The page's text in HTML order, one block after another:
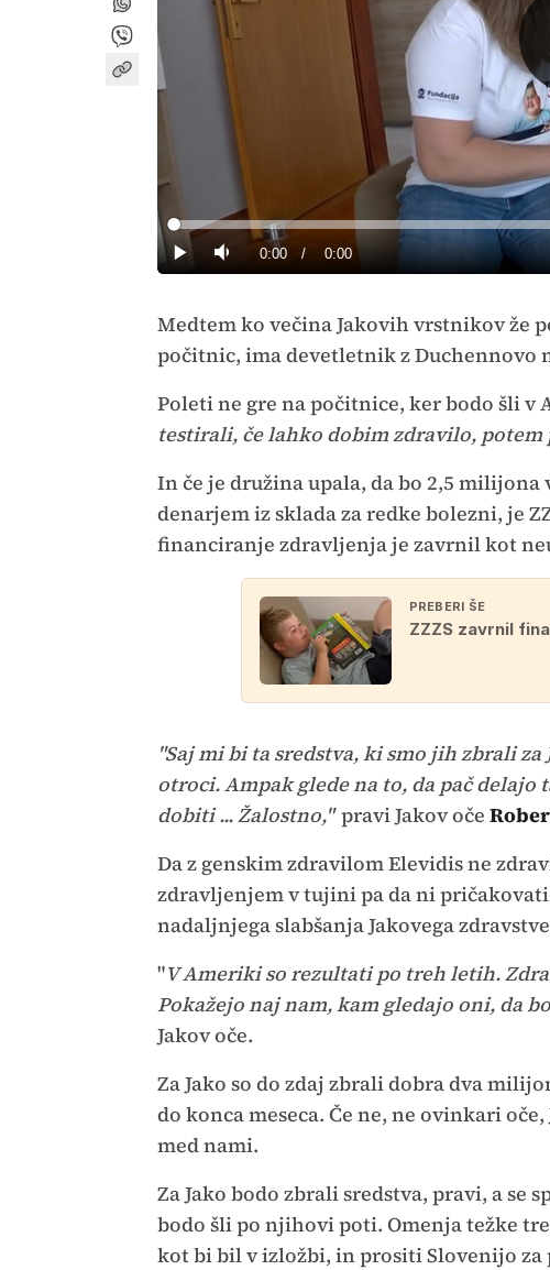
PredvajajTiho Current
0:00 / Duration
0:00
Loaded:
0%
Medtem ko večina Jakovih vrstnikov že
počitnic, ima devetletnik z Duchennovo
Poleti ne gre na počitnice, ker bodo šli v
testirali, če lahko dobim zdravilo,
In če je družina upala, da bo 2,5
denarjem iz sklada za redke bolezni, je
financiranje zdravljenja je zavrnil kot
PREBERI ŠE
ZZZS zavrnil
"Saj mi bi ta sredstva, ki smo jih zbrali
otroci. Ampak glede na to, da pač
dobiti ... Žalostno,"pravi Jakov oče
Da z genskim zdravilom Elevidis ne
zdravljenjem v tujini pa da ni
nadaljnjega slabšanja Jakovega
"V Ameriki so rezultati po treh letih.
Pokažejo naj nam, kam gledajo oni, da
Jakov oče.
Za Jako so do zdaj zbrali dobra dva
do konca meseca. Če ne, ne ovinkari
med nami.
Za Jako bodo zbrali sredstva, pravi, a se
bodo šli po njihovi poti. Omenja težke
kot bi bil v izložbi, in prositi Slovenijo za